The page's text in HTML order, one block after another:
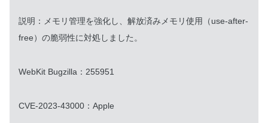
説明：メモリ管理を強化し、解放済みメモリ使用（use-after-
free）の脆弱性に対処しました。
WebKit Bugzilla：255951
CVE-2023-43000：Apple